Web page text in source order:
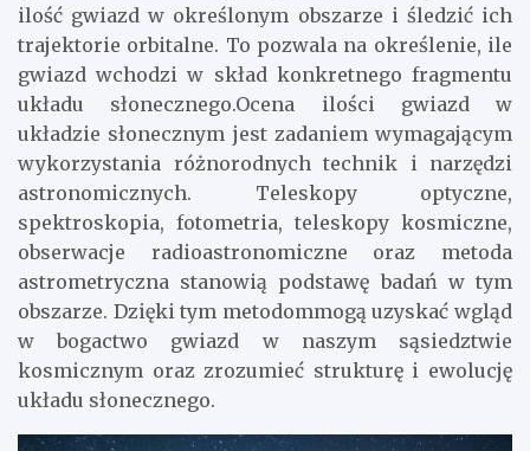
ilość gwiazd w określonym obszarze i śledzić ich
trajektorie orbitalne. To pozwala na określenie, ile
gwiazd wchodzi w skład konkretnego fragmentu
układu słonecznego.Ocena ilości gwiazd w
układzie słonecznym jest zadaniem wymagającym
wykorzystania różnorodnych technik i narzędzi
astronomicznych. Teleskopy optyczne,
spektroskopia, fotometria, teleskopy kosmiczne,
obserwacje radioastronomiczne oraz metoda
astrometryczna stanowią podstawę badań w tym
obszarze. Dzięki tym metodommogą uzyskać wgląd
w bogactwo gwiazd w naszym sąsiedztwie
kosmicznym oraz zrozumieć strukturę i ewolucję
układu słonecznego.